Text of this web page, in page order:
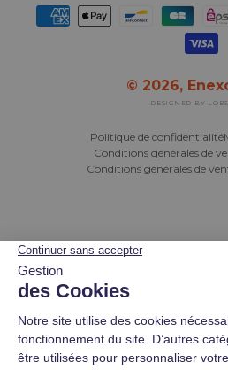
Moyens de paiement acceptés
© 2026,
DESIGNED BY
Politique de confidentialité
Conditions générales de
Conditions générales de